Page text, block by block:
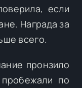
если
Награда за
всего.
пронзило
по